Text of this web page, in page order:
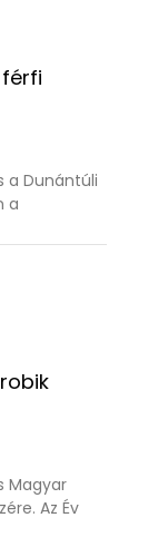
a Dunántúli
a
Magyar
Az Év